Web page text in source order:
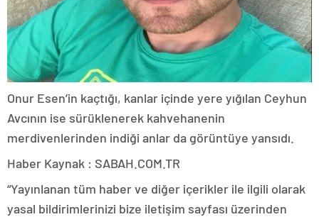
Onur Esen’in kaçtığı, kanlar içinde yere yığılan Ceyhun
Avcının ise sürüklenerek kahvehanenin
merdivenlerinden indiği anlar da görüntüye yansıdı.
Haber Kaynak : SABAH.COM.TR
“Yayınlanan tüm haber ve diğer içerikler ile ilgili olarak
yasal bildirimlerinizi bize iletişim sayfası üzerinden